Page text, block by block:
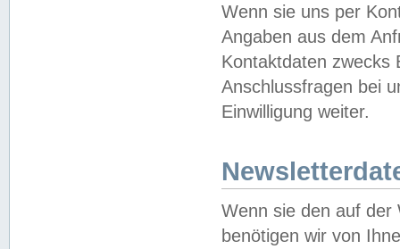
Wenn sie uns per
Angaben aus dem
Kontaktdaten zwecks
Anschlussfragen bei
Einwilligung weiter.
Wenn sie den auf der
benötigen wir von